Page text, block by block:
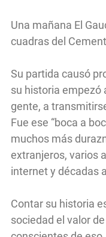
Una mañana El
cuadras del
Su partida causó
su historia empezó
gente, a
Fue ese “boca a
muchos más
extranjeros, varios
internet y décadas
Contar su historia
sociedad el valor